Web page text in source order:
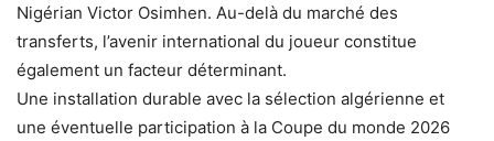
Nigérian Victor Osimhen. Au-delà du marché des
transferts, l’avenir international du joueur constitue
également un facteur déterminant.
Une installation durable avec la sélection algérienne et
une éventuelle participation à la Coupe du monde 2026